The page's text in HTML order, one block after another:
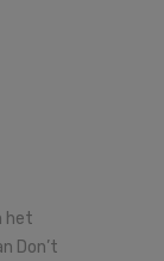
het
Don’t